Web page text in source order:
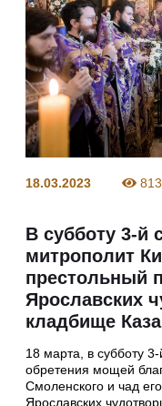
18.03.2023 813
В субботу 3-й
митрополит
престольный
Ярославских
кладбище
18 марта, в субботу
обретения мощей
Смоленского и чад
Ярославских